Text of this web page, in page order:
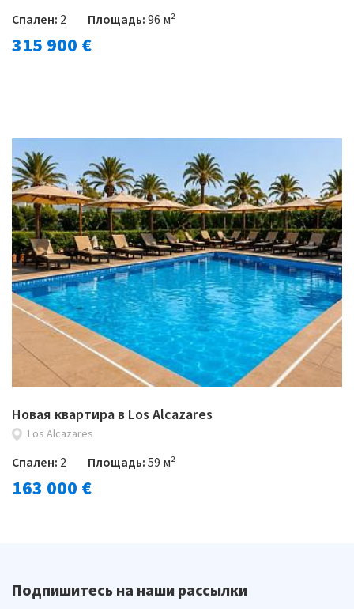
Спален: 2 Площадь:96 м²
315 900 €
Новая квартира в Los Alcazares
Los Alcazares
Спален: 2 Площадь:59 м²
163 000 €
Подпишитесь на наши рассылки